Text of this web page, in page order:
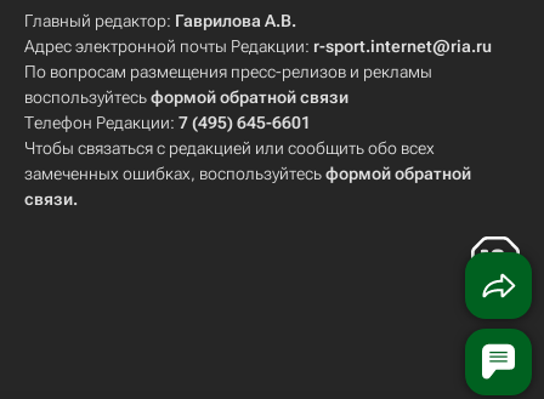
Главный редактор: Гаврилова А.В.
Адрес электронной почты Редакции: r-sport.internet@ria.ru
По вопросам размещения пресс-релизов и рекламы
воспользуйтесьформой обратной связи
Телефон Редакции: 7 (495) 645-6601
Чтобы связаться с редакцией или сообщить обо всех
замеченных ошибках, воспользуйтесьформой обратной
связи.